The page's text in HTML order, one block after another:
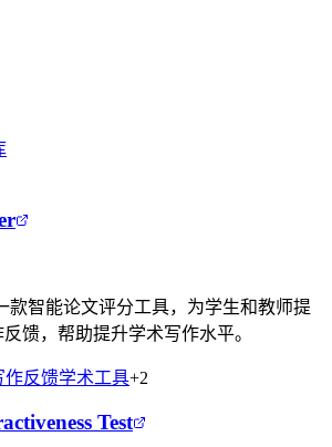
款智能论文评分工具，为学生和教师提
馈，帮助提升学术写作水平。
作反馈学术工具+2
Test